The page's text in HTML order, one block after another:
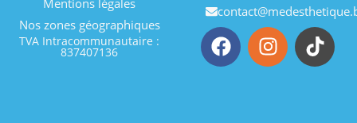
Mentions légales
Nos zones géographiques
TVA Intracommunautaire :
837407136